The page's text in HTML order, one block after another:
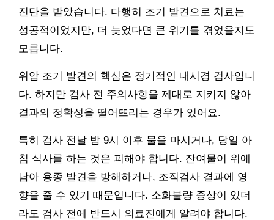
진단을 받았습니다. 다행히 조기 발견으로 치료는
성공적이었지만, 더 늦었다면 큰 위기를 겪었을지도
모릅니다.
위암 조기 발견의 핵심은 정기적인 내시경 검사입니
다. 하지만 검사 전 주의사항을 제대로 지키지 않아
결과의 정확성을 떨어뜨리는 경우가 있어요.
특히 검사 전날 밤 9시 이후 물을 마시거나, 당일 아
침 식사를 하는 것은 피해야 합니다. 잔여물이 위에
남아 용종 발견을 방해하거나, 조직검사 결과에 영
향을 줄 수 있기 때문입니다. 소화불량 증상이 있더
라도 검사 전에 반드시 의료진에게 알려야 합니다.